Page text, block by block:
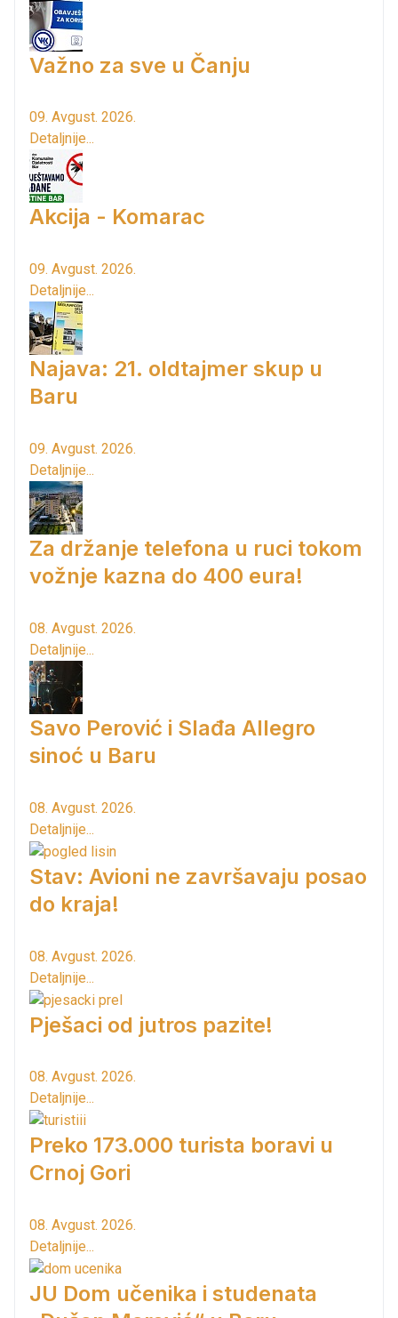
Važno za sve u Čanju
09. Avgust. 2026.
Detaljnije...
Akcija - Komarac
09. Avgust. 2026.
Detaljnije...
Najava: 21. oldtajmer skup u
Baru
09. Avgust. 2026.
Detaljnije...
Za držanje telefona u ruci tokom
vožnje kazna do 400 eura!
08. Avgust. 2026.
Detaljnije...
Savo Perović i Slađa Allegro
sinoć u Baru
08. Avgust. 2026.
Detaljnije...
Stav: Avioni ne završavaju posao
do kraja!
08. Avgust. 2026.
Detaljnije...
Pješaci od jutros pazite!
08. Avgust. 2026.
Detaljnije...
Preko 173.000 turista boravi u
Crnoj Gori
08. Avgust. 2026.
Detaljnije...
JU Dom učenika i studenata